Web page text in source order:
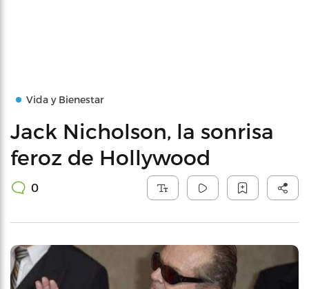
Vida y Bienestar
Jack Nicholson, la sonrisa
feroz de Hollywood
0